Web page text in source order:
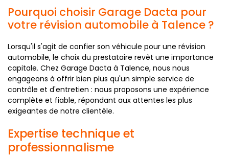
Pourquoi choisir Garage Dacta pour
votre révision automobile à Talence ?
Lorsqu'il s'agit de confier son véhicule pour une révision
automobile, le choix du prestataire revêt une importance
capitale. Chez Garage Dacta à Talence, nous nous
engageons à offrir bien plus qu'un simple service de
contrôle et d'entretien : nous proposons une expérience
complète et fiable, répondant aux attentes les plus
exigeantes de notre clientèle.
Expertise technique et
professionnalisme